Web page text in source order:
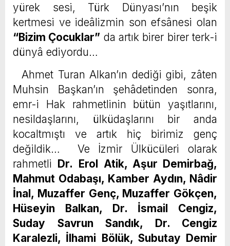
yürek sesi, Türk Dünyası’nın beşik
kertmesi ve ideâlizmin son efsânesi olan
“Bizim Çocuklar” da artık birer birer terk-i
dünyâ ediyordu…
Ahmet Turan Alkan’ın dediği gibi, zâten
Muhsin Başkan’ın şehâdetinden sonra,
emr-i Hak rahmetlinin bütün yaşıtlarını,
nesildaşlarını, ülküdaşlarını bir anda
kocaltmıştı ve artık hiç birimiz genç
değildik… Ve İzmir Ülkücüleri olarak
rahmetli Dr. Erol Atik, Aşur Demirbağ,
Mahmut Odabaşı, Kamber Aydın, Nâdir
İnal, Muzaffer Genç, Muzaffer Gökçen,
Hüseyin Balkan, Dr. İsmail Cengiz,
Suday Savrun Sandık, Dr. Cengiz
Karalezli, İlhami Bölük, Subutay Demir